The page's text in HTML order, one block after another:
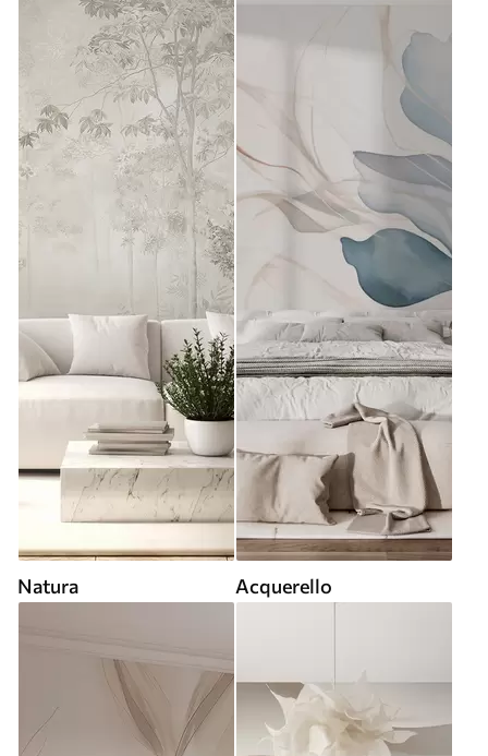
Natura Acquerello